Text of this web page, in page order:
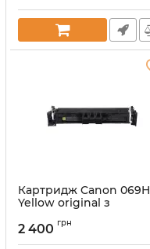
Картридж Canon 069H
Yellow original з
Артикул: vost069HY
2 400 грн